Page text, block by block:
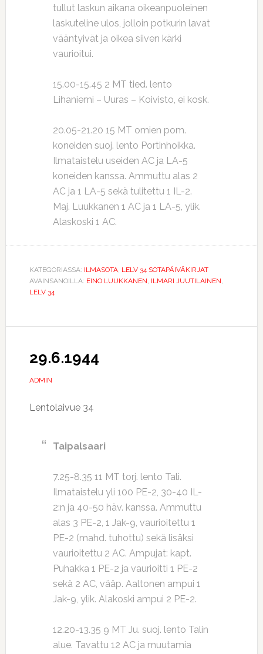
tullut laskun aikana oikeanpuoleinen
laskuteline ulos, jolloin potkurin lavat
vääntyivät ja oikea siiven kärki
vaurioitui.
15.00-15.45 2 MT tied. lento
Lihaniemi – Uuras – Koivisto, ei kosk.
20.05-21.20 15 MT omien pom.
koneiden suoj. lento Portinhoikka.
Ilmataistelu useiden AC ja LA-5
koneiden kanssa. Ammuttu alas 2
AC ja 1 LA-5 sekä tulitettu 1 IL-2.
Maj. Luukkanen 1 AC ja 1 LA-5, ylik.
Alaskoski 1 AC.
KATEGORIASSA: ILMASOTA, LELV 34 SOTAPÄIVÄKIRJAT
AVAINSANOILLA: EINO LUUKKANEN, ILMARI JUUTILAINEN,
LELV 34
29.6.1944
ADMIN
Lentolaivue 34
Taipalsaari
7.25-8.35 11 MT torj. lento Tali.
Ilmataistelu yli 100 PE-2, 30-40 IL-
2:n ja 40-50 häv. kanssa. Ammuttu
alas 3 PE-2, 1 Jak-9, vaurioitettu 1
PE-2 (mahd. tuhottu) sekä lisäksi
vaurioitettu 2 AC. Ampujat: kapt.
Puhakka 1 PE-2 ja vaurioitti 1 PE-2
sekä 2 AC, vääp. Aaltonen ampui 1
Jak-9, ylik. Alakoski ampui 2 PE-2.
12.20-13.35 9 MT Ju. suoj. lento Talin
alue. Tavattu 12 AC ja muutamia